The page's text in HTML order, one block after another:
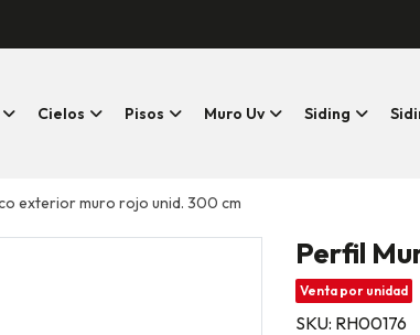
Cielos Pisos Muro Uv Siding
exterior muro rojo unid. 300 cm
Perfil
Venta por unidad
SKU: RH00176